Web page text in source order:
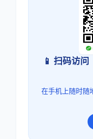
📱 扫码访问
在手机上随时随